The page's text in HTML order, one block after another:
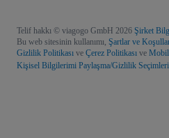
Telif hakkı © viagogo GmbH 2026 Şirket
Bu web sitesinin kullanımı, Şartlar ve
Gizlilik Politikası ve Çerez Politikası ve
Kişisel Bilgilerimi Paylaşma/Gizlilik